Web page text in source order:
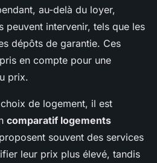
au-delà du loyer,
peuvent intervenir, tels que les
dépôts de garantie. Ces
en compte pour une
prix.
de logement, il est
comparatif logements
souvent des services
leur prix plus élevé, tandis